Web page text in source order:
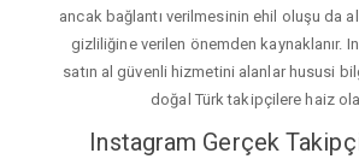
ancak bağlantı verilmesinin ehil oluşu da
gizliliğine verilen önemden kaynaklanır.
satın al güvenli hizmetini alanlar hususi
doğal Türk takipçilere haiz
Instagram Gerçek